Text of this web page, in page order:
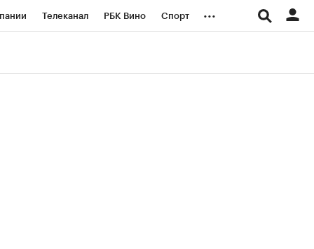
Телеканал РБК Вино Спорт ...